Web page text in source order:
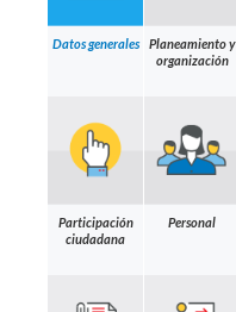
Datos generales
Planeamiento y
organización
Participación
ciudadana
Personal